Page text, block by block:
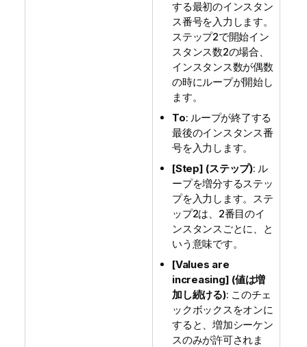
する最初のインスタン
ス番号を入力します。
ステップ2で開始イン
スタンス数2の場合、
インスタンス数が偶数
の時にループが開始し
ます。
To: ループが終了する
最後のインスタンス番
号を入力します。
[Step] (ステップ): ル
ープを増分するステッ
プを入力します。ステ
ップ2は、2番目のイ
ンスタンスごとに、と
いう意味です。
[Values are
increasing] (値は増
加し続ける): このチェ
ックボックスをオンに
すると、増加シーケン
スのみが許可されま